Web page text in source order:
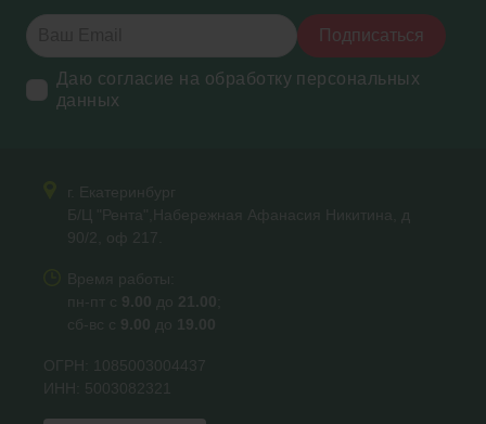
Подписаться
Даю согласие на обработку персональных
данных